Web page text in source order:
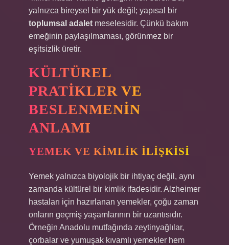
yalnızca bireysel bir yük değil; yapısal bir
toplumsal adalet meselesidir. Çünkü bakım
emeğinin paylaşılmaması, görünmez bir
eşitsizlik üretir.
KÜLTÜREL
PRATIKLER VE
BESLENMENIN
ANLAMI
YEMEK VE KIMLIK İLIŞKISI
Yemek yalnızca biyolojik bir ihtiyaç değil, aynı
zamanda kültürel bir kimlik ifadesidir. Alzheimer
hastaları için hazırlanan yemekler, çoğu zaman
onların geçmiş yaşamlarının bir uzantısıdır.
Örneğin Anadolu mutfağında zeytinyağlılar,
çorbalar ve yumuşak kıvamlı yemekler hem